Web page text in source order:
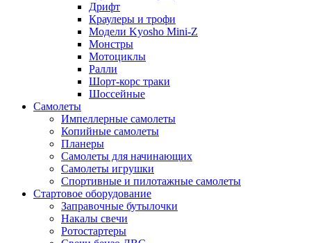
Дрифт
Краулеры и трофи
Модели Kyosho Mini-Z
Монстры
Мотоциклы
Ралли
Шорт-корс траки
Шоссейные
Самолеты
Импеллерные самолеты
Копийные самолеты
Планеры
Самолеты для начинающих
Самолеты игрушки
Спортивные и пилотажные самолеты
Стартовое оборудование
Заправочные бутылочки
Накалы свечи
Ротостартеры